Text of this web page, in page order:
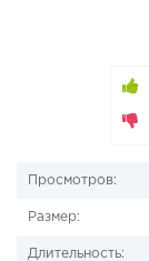
Просмотров:
Размер:
Длительность: